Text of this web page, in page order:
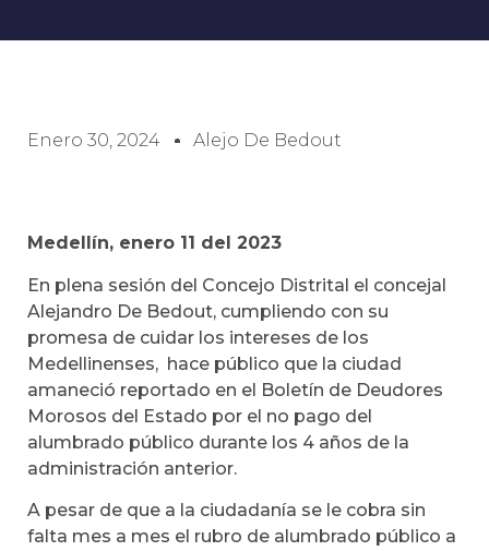
Enero 30, 2024 Alejo De Bedout
Medellín, enero 11 del 2023
En plena sesión del Concejo Distrital el concejal
Alejandro De Bedout, cumpliendo con su
promesa de cuidar los intereses de los
Medellinenses, hace público que la ciudad
amaneció reportado en el Boletín de Deudores
Morosos del Estado por el no pago del
alumbrado público durante los 4 años de la
administración anterior.
A pesar de que a la ciudadanía se le cobra sin
falta mes a mes el rubro de alumbrado público a